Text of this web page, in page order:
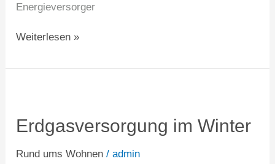
Energieversorger
Weiterlesen »
Erdgasversorgung im Winter
Rund ums Wohnen /admin
Winter